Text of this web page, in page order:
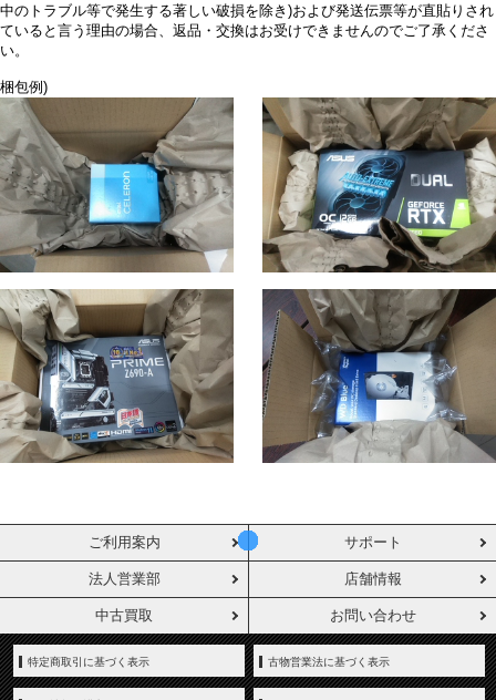
中のトラブル等で発生する著しい破損を除き)および発送伝票等が直貼りされ
ていると言う理由の場合、返品・交換はお受けできませんのでご了承くださ
い。
梱包例)
ご利用案内 サポート
法人営業部 店舗情報
中古買取 お問い合わせ
特定商取引に基づく表示 古物営業法に基づく表示